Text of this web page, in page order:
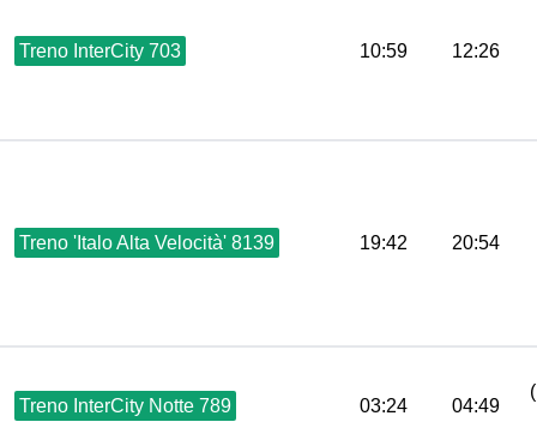
Treno InterCity 703 10:59 12:26
Treno 'Italo Alta Velocità' 8139 19:42 20:54
Treno InterCity Notte 789 03:24 04:49